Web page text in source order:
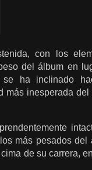
con los
del álbum en
se ha inclinado
más inesperada del
más pesados ​​del
de su carrera,